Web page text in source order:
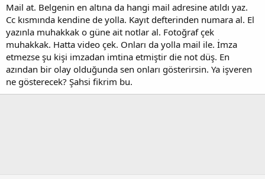
Mail at. Belgenin en altına da hangi mail adresine atıldı yaz.
Cc kısmında kendine de yolla. Kayıt defterinden numara al. El
yazınla muhakkak o güne ait notlar al. Fotoğraf çek
muhakkak. Hatta video çek. Onları da yolla mail ile. İmza
etmezse şu kişi imzadan imtina etmiştir die not düş. En
azından bir olay olduğunda sen onları gösterirsin. Ya işveren
ne gösterecek? Şahsi fikrim bu.